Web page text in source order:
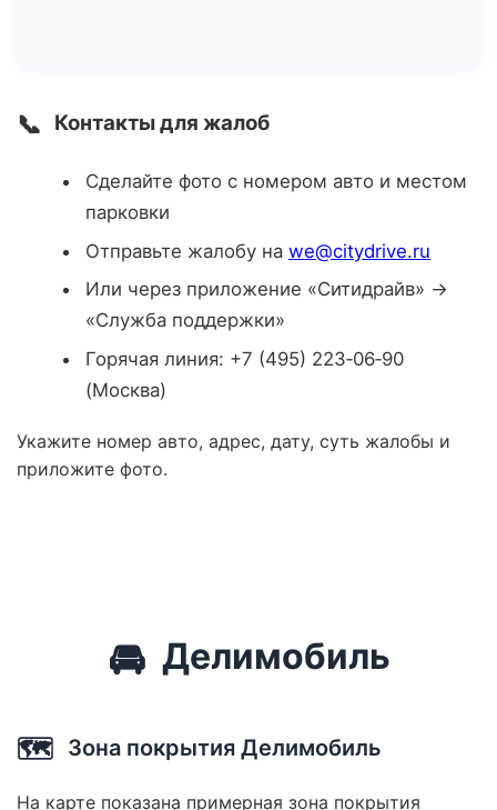
📞 Контакты для жалоб
Сделайте фото с номером авто и местом
парковки
Отправьте жалобу наwe@citydrive.ru
Или через приложение «Ситидрайв» →
«Служба поддержки»
Горячая линия: +7 (495) 223‑06‑90
(Москва)
Укажите номер авто, адрес, дату, суть жалобы и
приложите фото.
🚘 Делимобиль
🗺️ Зона покрытия Делимобиль
На карте показана примерная зона покрытия